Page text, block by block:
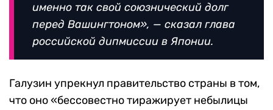
именно так свой союзнический долг
перед Вашингтоном», — сказал глава
российской дипмиссии в Японии.
Галузин упрекнул правительство страны в том,
что оно «бессовестно тиражирует небылицы